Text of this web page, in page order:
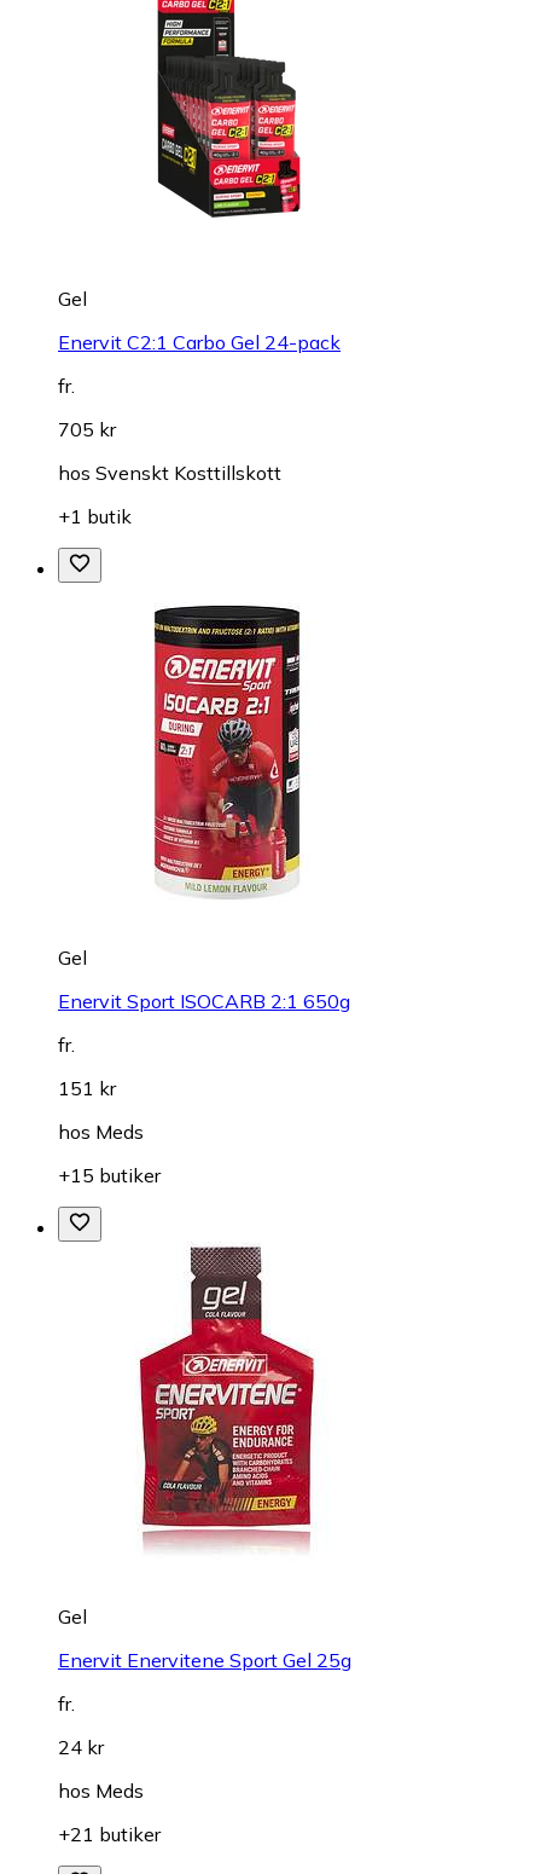
Gel
Enervit C2:1 Carbo Gel 24-pack
fr.
705 kr
hos Svenskt Kosttillskott
+1 butik
Gel
Enervit Sport ISOCARB 2:1 650g
fr.
151 kr
hos Meds
+15 butiker
Gel
Enervit Enervitene Sport Gel 25g
fr.
24 kr
hos Meds
+21 butiker